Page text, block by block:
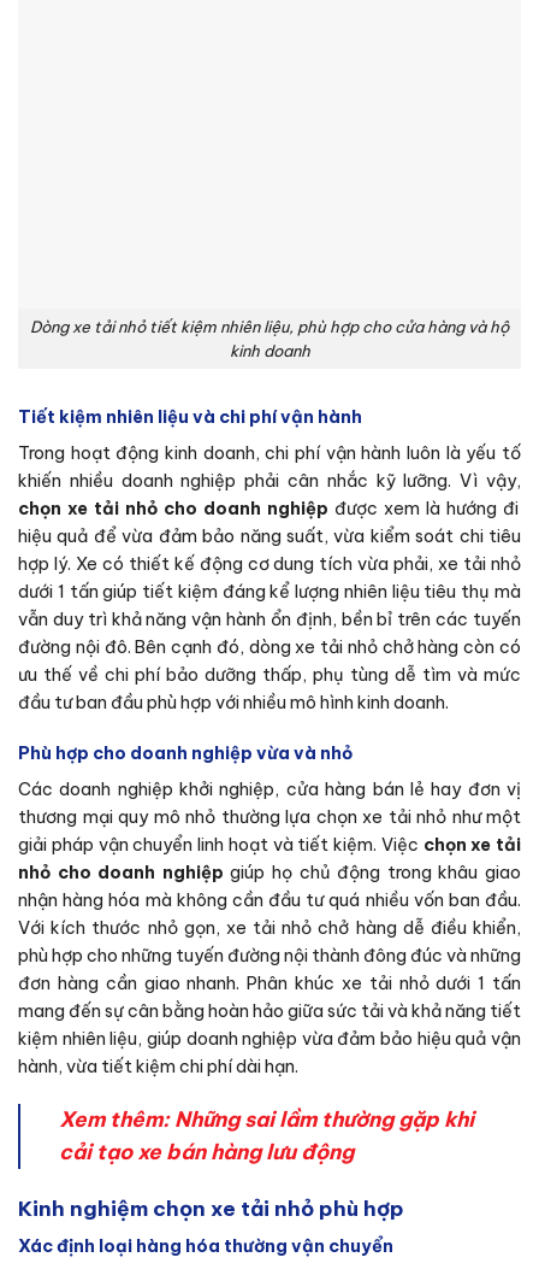
Dòng xe tải nhỏ tiết kiệm nhiên liệu, phù hợp cho cửa hàng và hộ
kinh doanh
Tiết kiệm nhiên liệu và chi phí vận hành
Trong hoạt động kinh doanh, chi phí vận hành luôn là yếu tố
khiến nhiều doanh nghiệp phải cân nhắc kỹ lưỡng. Vì vậy,
chọn xe tải nhỏ cho doanh nghiệp được xem là hướng đi
hiệu quả để vừa đảm bảo năng suất, vừa kiểm soát chi tiêu
hợp lý. Xe có thiết kế động cơ dung tích vừa phải, xe tải nhỏ
dưới 1 tấn giúp tiết kiệm đáng kể lượng nhiên liệu tiêu thụ mà
vẫn duy trì khả năng vận hành ổn định, bền bỉ trên các tuyến
đường nội đô. Bên cạnh đó, dòng xe tải nhỏ chở hàng còn có
ưu thế về chi phí bảo dưỡng thấp, phụ tùng dễ tìm và mức
đầu tư ban đầu phù hợp với nhiều mô hình kinh doanh.
Phù hợp cho doanh nghiệp vừa và nhỏ
Các doanh nghiệp khởi nghiệp, cửa hàng bán lẻ hay đơn vị
thương mại quy mô nhỏ thường lựa chọn xe tải nhỏ như một
giải pháp vận chuyển linh hoạt và tiết kiệm. Việc chọn xe tải
nhỏ cho doanh nghiệpgiúp họ chủ động trong khâu giao
nhận hàng hóa mà không cần đầu tư quá nhiều vốn ban đầu.
Với kích thước nhỏ gọn, xe tải nhỏ chở hàng dễ điều khiển,
phù hợp cho những tuyến đường nội thành đông đúc và những
đơn hàng cần giao nhanh. Phân khúc xe tải nhỏ dưới 1 tấn
mang đến sự cân bằng hoàn hảo giữa sức tải và khả năng tiết
kiệm nhiên liệu, giúp doanh nghiệp vừa đảm bảo hiệu quả vận
hành, vừa tiết kiệm chi phí dài hạn.
Xem thêm:Những sai lầm thường gặp khi
cải tạo xe bán hàng lưu động
Kinh nghiệm chọn xe tải nhỏ phù hợp
Xác định loại hàng hóa thường vận chuyển